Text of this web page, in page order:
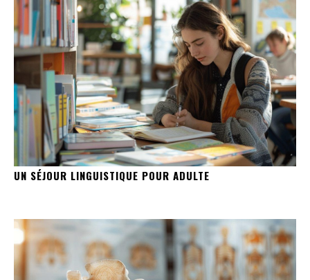
UN SÉJOUR LINGUISTIQUE POUR ADULTE